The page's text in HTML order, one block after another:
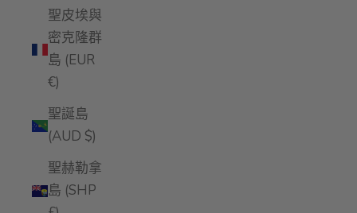
聖皮埃與
密克隆群
島 (EUR
€)
聖誕島
(AUD $)
聖赫勒拿
島 (SHP